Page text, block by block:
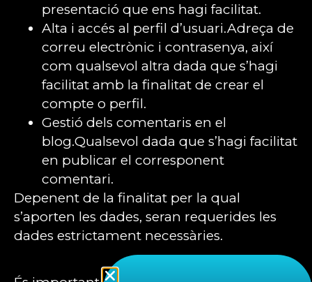
presentació que ens hagi facilitat.
Alta i accés al perfil d’usuari.Adreça de
correu electrònic i contrasenya, així
com qualsevol altra dada que s’hagi
facilitat amb la finalitat de crear el
compte o perfil.
Gestió dels comentaris en el
blog.Qualsevol dada que s’hagi facilitat
en publicar el corresponent
comentari.
Depenent de la finalitat per la qual
s’aporten les dades, seran requerides les
dades estrictament necessàries.